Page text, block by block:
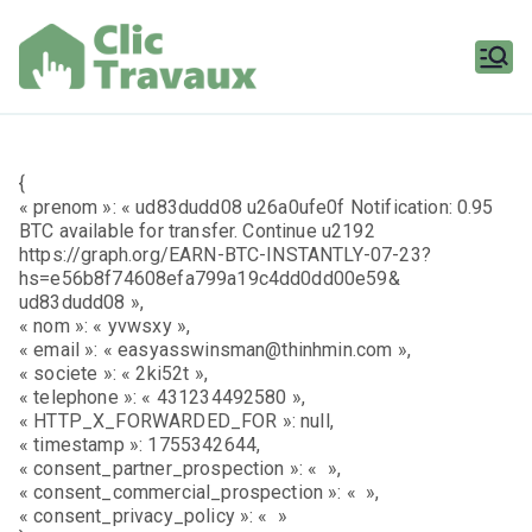
contenu
{
« prenom »: « ud83dudd08 u26a0ufe0f Notification: 0.95
BTC available for transfer. Continue u2192
https://graph.org/EARN-BTC-INSTANTLY-07-23?
hs=e56b8f74608efa799a19c4dd0dd00e59&
ud83dudd08 »,
« nom »: « yvwsxy »,
« email »: « easyasswinsman@thinhmin.com »,
« societe »: « 2ki52t »,
« telephone »: « 431234492580 »,
« HTTP_X_FORWARDED_FOR »: null,
« timestamp »: 1755342644,
« consent_partner_prospection »: « »,
« consent_commercial_prospection »: « »,
« consent_privacy_policy »: « »